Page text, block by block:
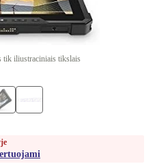
tik iliustraciniais tikslais